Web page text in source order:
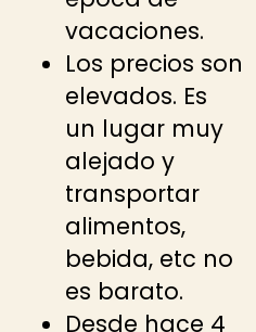
vacaciones.
Los precios son
elevados. Es
un lugar muy
alejado y
transportar
alimentos,
bebida, etc no
es barato.
Desde hace 4